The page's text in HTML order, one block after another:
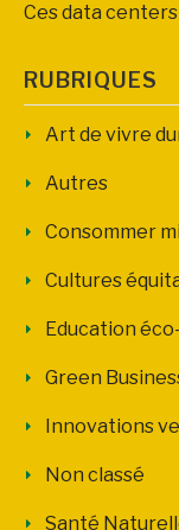
Ces data
RUBRIQUES
Art de vivre
Autres
Consommer
Cultures
Education
Green
Innovations
Non classé
Santé